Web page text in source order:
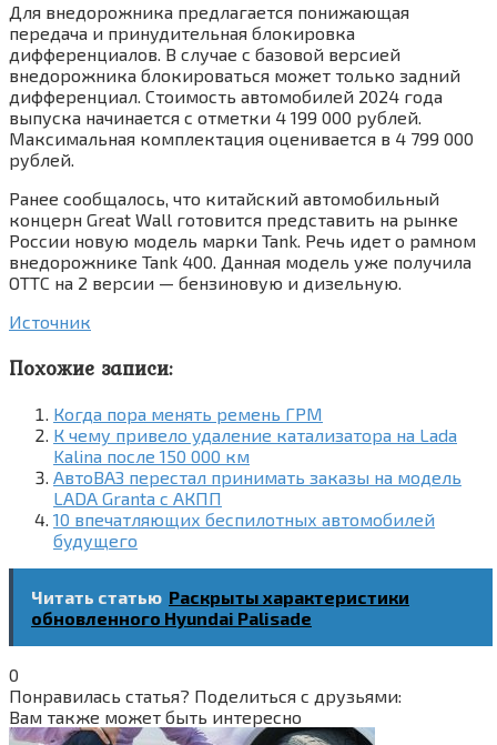
Для внедорожника предлагается понижающая
передача и принудительная блокировка
дифференциалов. В случае с базовой версией
внедорожника блокироваться может только задний
дифференциал. Стоимость автомобилей 2024 года
выпуска начинается с отметки 4 199 000 рублей.
Максимальная комплектация оценивается в 4 799 000
рублей.
Ранее сообщалось, что китайский автомобильный
концерн Great Wall готовится представить на рынке
России новую модель марки Tank. Речь идет о рамном
внедорожнике Tank 400. Данная модель уже получила
ОТТС на 2 версии — бензиновую и дизельную.
Источник
Похожие записи:
Когда пора менять ремень ГРМ
К чему привело удаление катализатора на Lada
Kalina после 150 000 км
АвтоВАЗ перестал принимать заказы на модель
LADA Granta с АКПП
10 впечатляющих беспилотных автомобилей
будущего
Читать статью Раскрыты характеристики
обновленного Hyundai Palisade
0
Понравилась статья? Поделиться с друзьями:
Вам также может быть интересно